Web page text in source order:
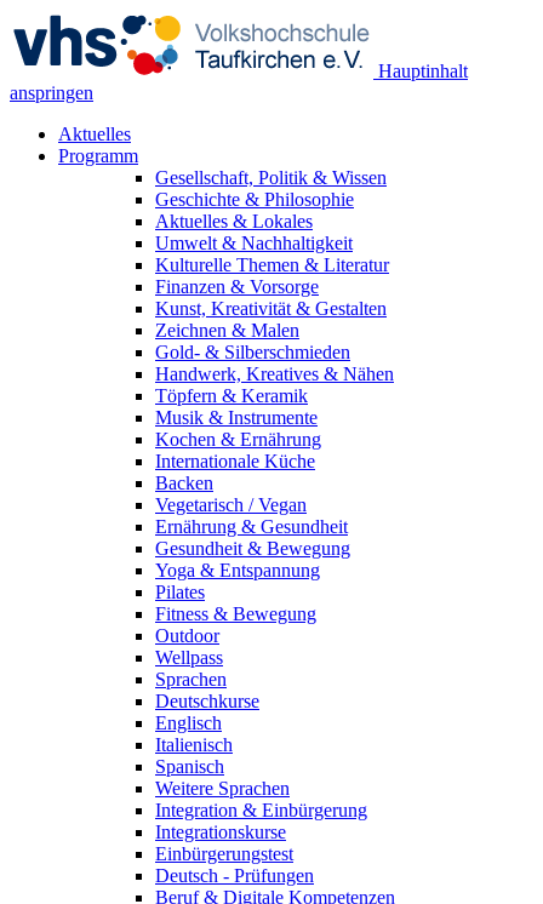
Hauptinhalt
anspringen
Aktuelles
Programm
Gesellschaft, Politik & Wissen
Geschichte & Philosophie
Aktuelles & Lokales
Umwelt & Nachhaltigkeit
Kulturelle Themen & Literatur
Finanzen & Vorsorge
Kunst, Kreativität & Gestalten
Zeichnen & Malen
Gold- & Silberschmieden
Handwerk, Kreatives & Nähen
Töpfern & Keramik
Musik & Instrumente
Kochen & Ernährung
Internationale Küche
Backen
Vegetarisch / Vegan
Ernährung & Gesundheit
Gesundheit & Bewegung
Yoga & Entspannung
Pilates
Fitness & Bewegung
Outdoor
Wellpass
Sprachen
Deutschkurse
Englisch
Italienisch
Spanisch
Weitere Sprachen
Integration & Einbürgerung
Integrationskurse
Einbürgerungstest
Deutsch - Prüfungen
Beruf & Digitale Kompetenzen